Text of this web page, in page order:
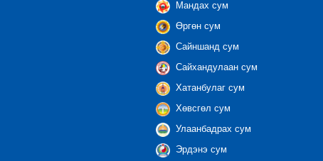
Мандах сум
Өргөн сум
Сайншанд сум
Сайхандулаан сум
Хатанбулаг сум
Хөвсгөл сум
Улаанбадрах сум
Эрдэнэ сум